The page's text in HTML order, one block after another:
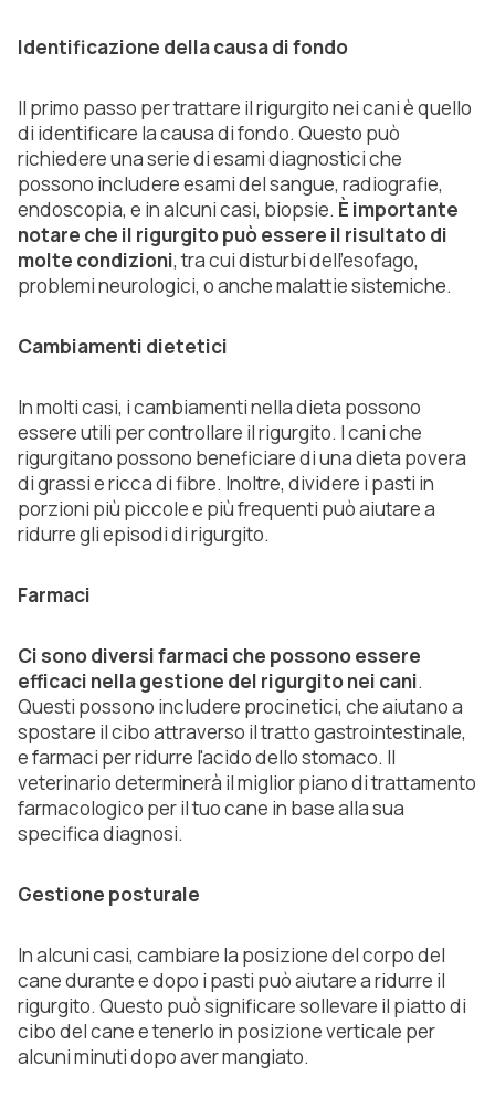
Identificazione della causa di fondo
Il primo passo per trattare il rigurgito nei cani è quello
di identificare la causa di fondo. Questo può
richiedere una serie di esami diagnostici che
possono includere esami del sangue, radiografie,
endoscopia, e in alcuni casi, biopsie. È importante
notare che il rigurgito può essere il risultato di
molte condizioni, tra cui disturbi dell'esofago,
problemi neurologici, o anche malattie sistemiche.
Cambiamenti dietetici
In molti casi, i cambiamenti nella dieta possono
essere utili per controllare il rigurgito. I cani che
rigurgitano possono beneficiare di una dieta povera
di grassi e ricca di fibre. Inoltre, dividere i pasti in
porzioni più piccole e più frequenti può aiutare a
ridurre gli episodi di rigurgito.
Farmaci
Ci sono diversi farmaci che possono essere
efficaci nella gestione del rigurgito nei cani.
Questi possono includere procinetici, che aiutano a
spostare il cibo attraverso il tratto gastrointestinale,
e farmaci per ridurre l'acido dello stomaco. Il
veterinario determinerà il miglior piano di trattamento
farmacologico per il tuo cane in base alla sua
specifica diagnosi.
Gestione posturale
In alcuni casi, cambiare la posizione del corpo del
cane durante e dopo i pasti può aiutare a ridurre il
rigurgito. Questo può significare sollevare il piatto di
cibo del cane e tenerlo in posizione verticale per
alcuni minuti dopo aver mangiato.